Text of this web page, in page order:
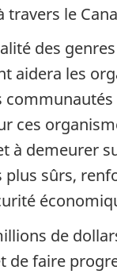
le
des
aidera les
ces
à demeurer
sûrs,
de
faire